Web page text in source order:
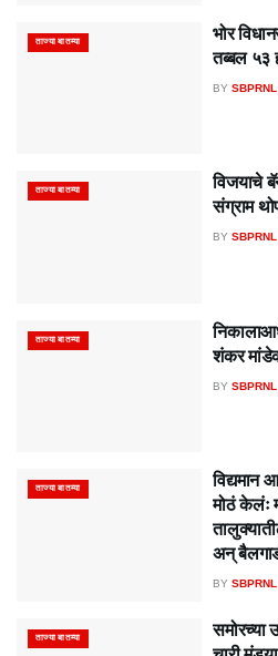
ताज्या बातम्या
भोर
तब्बल ५३
BY SBPRNL
ताज्या बातम्या
विजयाचे
संग्राम
BY SBPRNL
ताज्या बातम्या
शंकर
BY SBPRNL
ताज्या बातम्या
विद्यमान
मोठं केलंः
अन्
BY SBPRNL
ताज्या बातम्या
समोरच्या